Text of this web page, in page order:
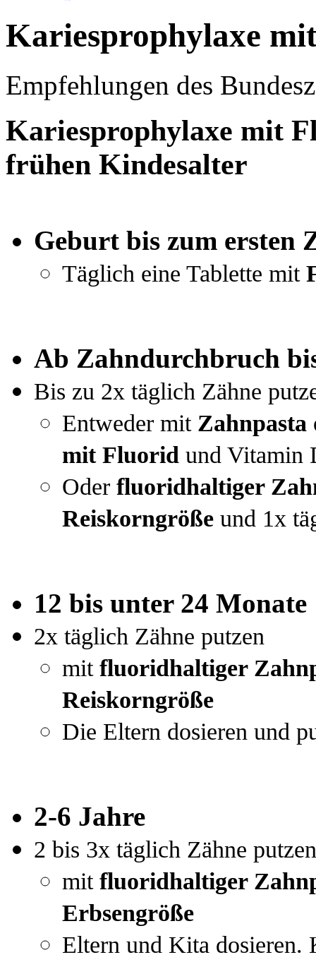
Kariesprophylaxe
Empfehlungen des
Kariesprophylaxe mit
frühen Kindesalter
Geburt bis zum ersten
Täglich eine Tablette mit
Ab Zahndurchbruch
Bis zu 2x täglich Zähne
Entweder mit
mit Fluorid und Vitamin
Oder fluoridhaltiger
Reiskorngröße und 1x
12 bis unter 24 Monate
2x täglich Zähne putzen
mitfluoridhaltiger
Reiskorngröße
Die Eltern dosieren und
2-6 Jahre
2 bis 3x täglich Zähne putzen
mit fluoridhaltiger
Erbsengröße
Eltern und Kita dosieren.